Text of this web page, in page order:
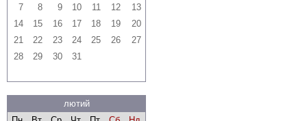
7
8 9 10 11 12
13
14
15 16 17 18 19
20
21
22 23 24 25 26
27
28
29 30 31
лютий